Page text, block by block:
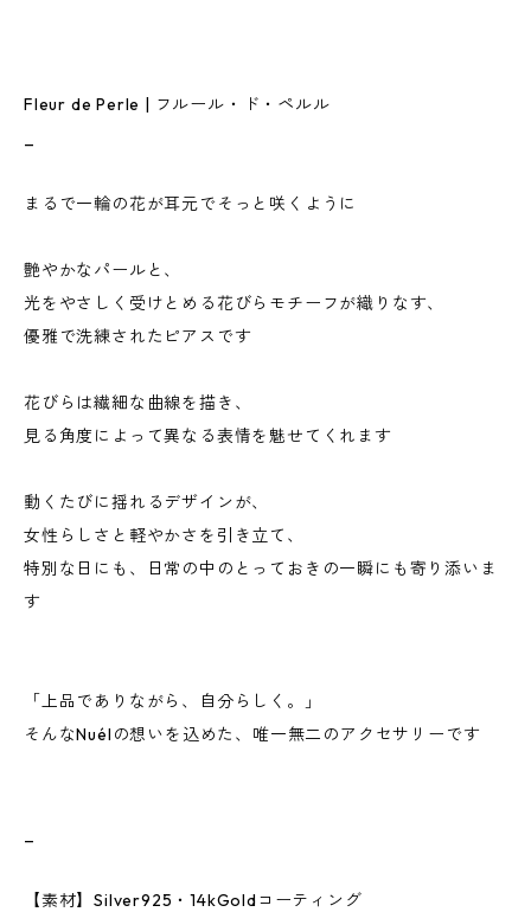
Fleur de Perle | フルール・ド・ペルル
まるで一輪の花が耳元でそっと咲くように
艶やかなパールと、
光をやさしく受けとめる花びらモチーフが織りなす、
優雅で洗練されたピアスです
花びらは繊細な曲線を描き、
見る角度によって異なる表情を魅せてくれます
動くたびに揺れるデザインが、
女性らしさと軽やかさを引き立て、
特別な日にも、日常の中のとっておきの一瞬にも寄り添いま
す
「上品でありながら、自分らしく。」
そんなNuélの想いを込めた、唯一無二のアクセサリーです
【素材】Silver925・14kGoldコーティング